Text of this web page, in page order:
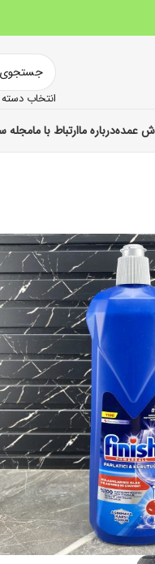
انتخاب
عمدهدرباره ماارتباط با مامجله